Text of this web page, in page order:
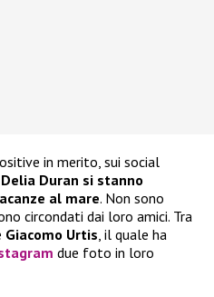
in merito, sui social
Duran si stanno
al mare. Non sono
circondati dai loro amici. Tra
Giacomo Urtis, il quale ha
due foto in loro